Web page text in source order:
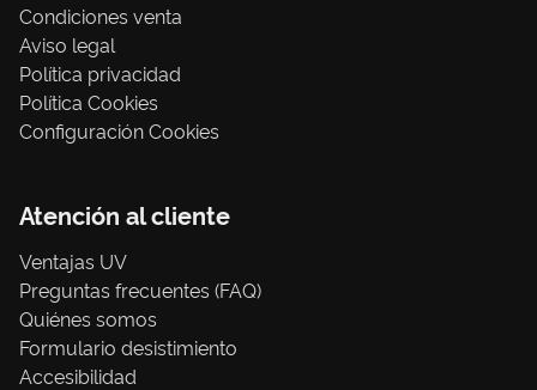
Condiciones venta
Aviso legal
Política privacidad
Política Cookies
Configuración Cookies
Atención al cliente
Ventajas UV
Preguntas frecuentes (FAQ)
Quiénes somos
Formulario desistimiento
Accesibilidad